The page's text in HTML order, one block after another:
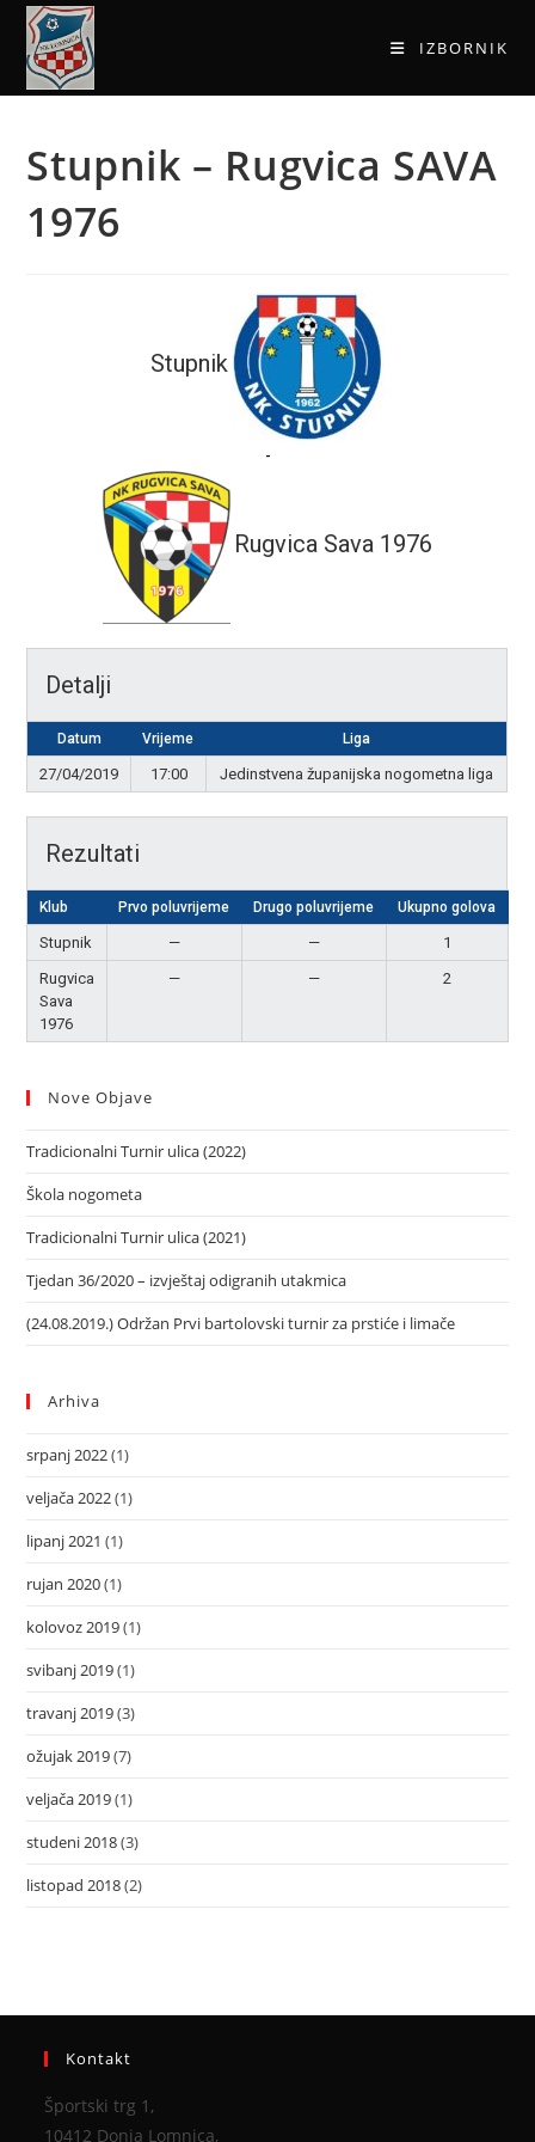
IZBORNIK
Stupnik – Rugvica SAVA
1976
Stupnik
-
Rugvica Sava 1976
Detalji
Datum Vrijeme Liga
27/04/2019 17:00 Jedinstvena županijska nogometna liga
Rezultati
Klub Prvo poluvrijeme Drugo poluvrijeme Ukupno golova
Stupnik — — 1
Rugvica
Sava
1976
— — 2
Nove Objave
Tradicionalni Turnir ulica (2022)
Škola nogometa
Tradicionalni Turnir ulica (2021)
Tjedan 36/2020 – izvještaj odigranih utakmica
(24.08.2019.) Održan Prvi bartolovski turnir za prstiće i limače
Arhiva
srpanj 2022(1)
veljača 2022(1)
lipanj 2021 (1)
rujan 2020(1)
kolovoz 2019(1)
svibanj 2019(1)
travanj 2019(3)
ožujak 2019(7)
veljača 2019(1)
studeni 2018(3)
listopad 2018(2)
Kontakt
Športski trg 1,
10412 Donja Lomnica,